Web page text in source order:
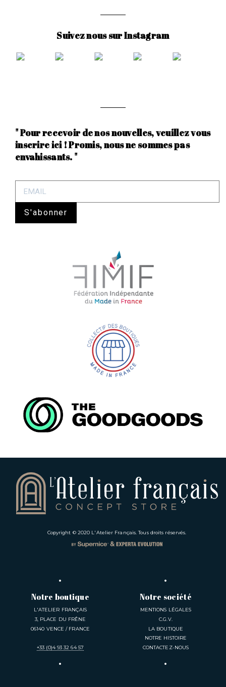
Suivez nous sur Instagram
" Pour recevoir de nos nouvelles, veuillez vous
inscrire ici ! Promis, nous ne sommes pas
envahissants. "
S'abonner
Copyright © 2020 L'Atelier Français . Tous droits réservés.
Notre boutique
L'ATELIER FRANÇAIS
3, PLACE DU FRÊNE
06140 VENCE / FRANCE
+33 (0)4 93 32 64 57
Notre société
MENTIONS LÉGALES
C.G.V.
LA BOUTIQUE
NOTRE HISTOIRE
CONTACTEZ-NOUS